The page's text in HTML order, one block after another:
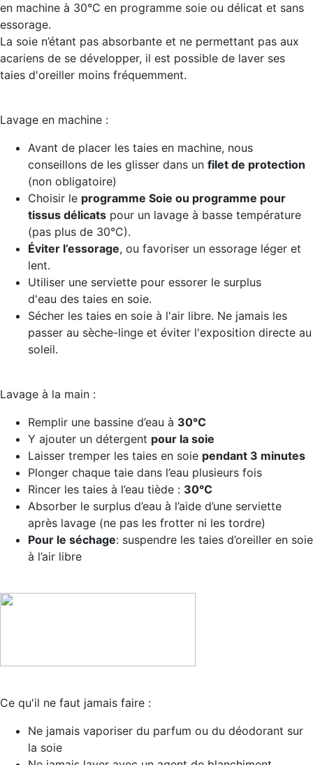
en machine à 30°C en programme soie ou délicat et sans
essorage.
La soie n’étant pas absorbante et ne permettant pas aux
acariens de se développer, il est possible de laver ses
taies d'oreiller moins fréquemment.
Lavage en machine :
Avant de placer les taies en machine, nous
conseillons de les glisser dans un filet de protection
(non obligatoire)
Choisir le programme Soie ou programme pour
tissus délicats pour un lavage à basse température
(pas plus de 30°C).
Éviter l’essorage, ou favoriser un essorage léger et
lent.
Utiliser une serviette pour essorer le surplus
d'eau des taies en soie.
Sécher les taies en soie à l'air libre. Ne jamais les
passer au sèche-linge et éviter l'exposition directe au
soleil.
Lavage à la main :
Remplir une bassine d’eau à 30°C
Y ajouter un détergent pour la soie
Laisser tremper les taies en soie pendant 3 minutes
Plonger chaque taie dans l’eau plusieurs fois
Rincer les taies à l’eau tiède : 30°C
Absorber le surplus d’eau à l’aide d’une serviette
après lavage (ne pas les frotter ni les tordre)
Pour le séchage: suspendre les taies d’oreiller en soie
à l’air libre
Ce qu'il ne faut jamais faire :
Ne jamais vaporiser du parfum ou du déodorant sur
la soie